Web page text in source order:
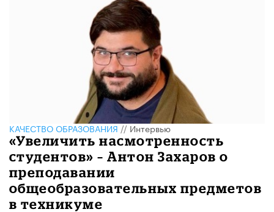
КАЧЕСТВО ОБРАЗОВАНИЯ//Интервью
«Увеличить насмотренность
студентов» – Антон Захаров о
преподавании
общеобразовательных предметов
в техникуме